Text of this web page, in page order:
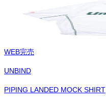
WEB完売
UNBIND
PIPING LANDED MOCK SHIRT